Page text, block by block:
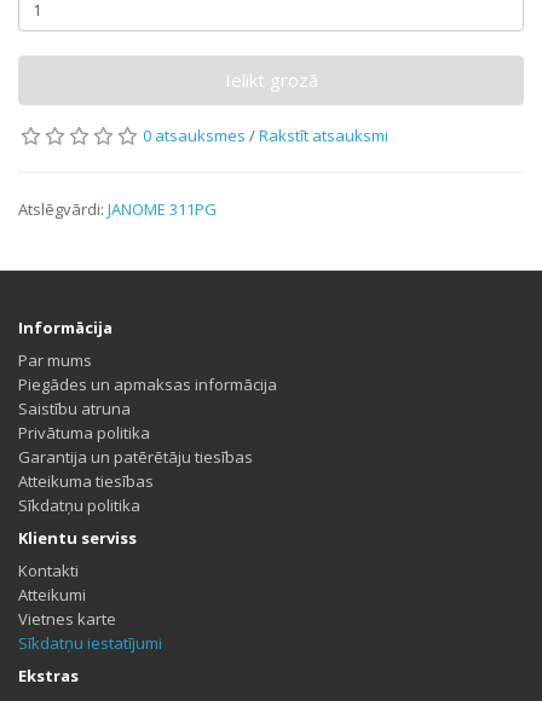
Ielikt grozā
0 atsauksmes /Rakstīt atsauksmi
Atslēgvārdi: JANOME 311PG
Informācija
Par mums
Piegādes un apmaksas informācija
Saistību atruna
Privātuma politika
Garantija un patērētāju tiesības
Atteikuma tiesības
Sīkdatņu politika
Klientu serviss
Kontakti
Atteikumi
Vietnes karte
Sīkdatņu iestatījumi
Ekstras